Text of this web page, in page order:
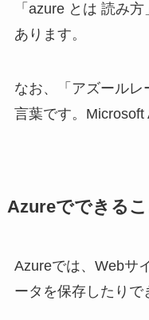
「azure とは 読み
あります。
なお、「アズール
言葉です。Microsoft
Azureでできるこ
Azureでは、Webサ
ータを保存したりで